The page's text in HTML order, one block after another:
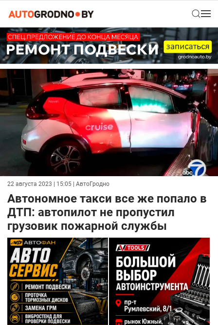
22 августа 2023 | 15:05 | АвтоГродно
Автономное такси все же попало в
ДТП: автопилот не пропустил
грузовик пожарной службы